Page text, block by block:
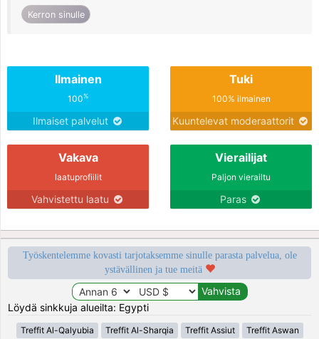
Kerron sinulle
Ilmainen
100%
Ilmaiset palvelut
Tuki
100% ilmainen
Kuuntelevat moderaattorit
Vakava
laatuprofiilit
Vahvistettu laatu
Vierailijat
Paljon vierailtu
Paras
Työskentelemme kovasti tarjotaksemme sinulle parasta palvelua, ole
ystävällinen ja tue meitä
Löydä sinkkuja alueilta: Egypti
Treffit Al-Qalyubia Treffit Al-Sharqia Treffit Assiut Treffit Aswan